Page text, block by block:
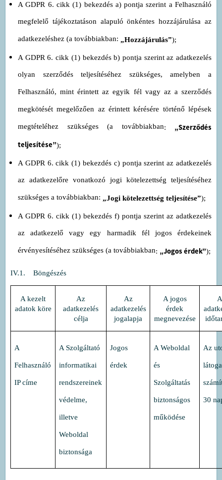
A GDPR 6. cikk (1) bekezdés a) pontja szerint a Felhasználó
megfelelő tájékoztatáson alapuló önkéntes hozzájárulása az
adatkezeléshez (a továbbiakban: „Hozzájárulás”);
A GDPR 6. cikk (1) bekezdés b) pontja szerint az adatkezelés
olyan szerződés teljesítéséhez szükséges, amelyben a
Felhasználó, mint érintett az egyik fél vagy az a szerződés
megkötését megelőzően az érintett kérésére történő lépések
megtételéhez szükséges (a továbbiakban: „Szerződés
teljesítése”);
A GDPR 6. cikk (1) bekezdés c) pontja szerint az adatkezelés
az adatkezelőre vonatkozó jogi kötelezettség teljesítéséhez
szükséges a továbbiakban: „Jogi kötelezettség teljesítése”);
A GDPR 6. cikk (1) bekezdés f) pontja szerint az adatkezelés
az adatkezelő vagy egy harmadik fél jogos érdekeinek
érvényesítéséhez szükséges (a továbbiakban: „Jogos érdek”);
IV.1. Böngészés
A kezelt
adatok köre
Az
adatkezelés
célja
Az
adatkezelés
jogalapja
A jogos
érdek
megnevezése
A
Felhasználó
IP címe
A Szolgáltató
informatikai
rendszereinek
védelme,
illetve
Weboldal
biztonsága
Jogos
érdek
A Weboldal
és
Szolgáltatás
biztonságos
működése
Az
30